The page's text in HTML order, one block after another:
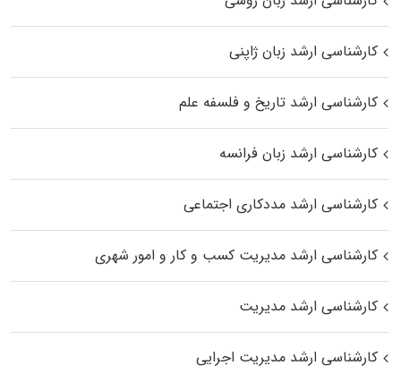
کارشناسی ارشد زبان ژاپنی
کارشناسی ارشد تاریخ و فلسفه علم
کارشناسی ارشد زبان فرانسه
کارشناسی ارشد مددکاری اجتماعی
کارشناسی ارشد مدیریت کسب و کار و امور شهری
کارشناسی ارشد مدیریت
کارشناسی ارشد مدیریت اجرایی